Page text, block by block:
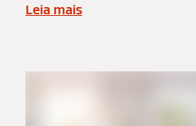
Leia mais